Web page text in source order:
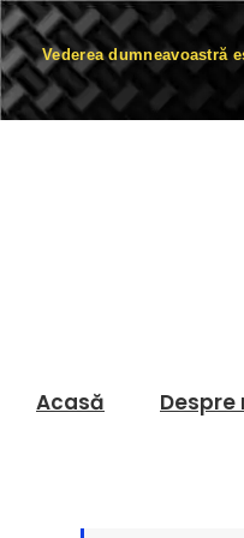
Vederea dumneavoastră
Acasă Despre